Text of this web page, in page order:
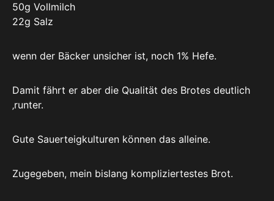
50g Vollmilch
22g Salz
wenn der Bäcker unsicher ist, noch 1% Hefe.
Damit fährt er aber die Qualität des Brotes deutlich
‚runter.
Gute Sauerteigkulturen können das alleine.
Zugegeben, mein bislang kompliziertestes Brot.